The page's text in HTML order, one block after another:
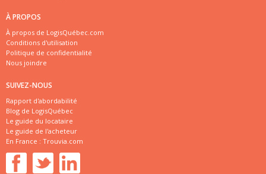
À PROPOS
À propos de LogisQuébec.com
Conditions d'utilisation
Politique de confidentialité
Nous joindre
SUIVEZ-NOUS
Rapport d'abordabilité
Blog de LogisQuébec
Le guide du locataire
Le guide de l'acheteur
En France : Trouvia.com